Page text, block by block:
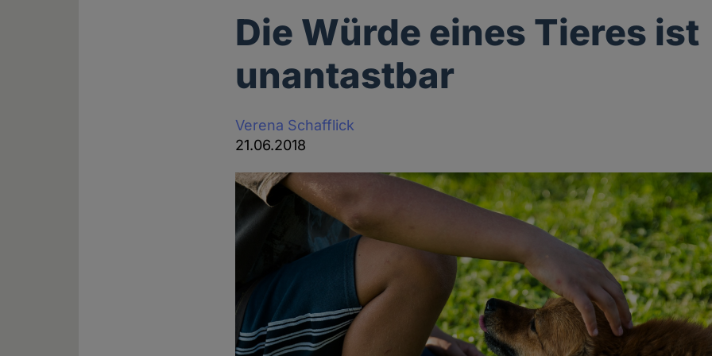
Die Würde eines Tieres ist
unantastbar
Verena Schafflick
21.06.2018